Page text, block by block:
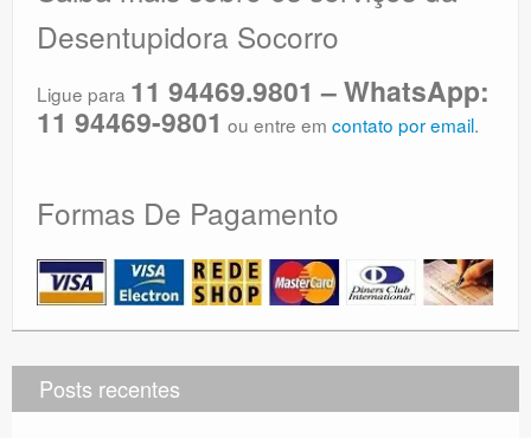
Desentupidora Socorro
Ligue para 11 94469.9801 – WhatsApp:
11 94469-9801 ou entre em contato por email.
Formas De Pagamento
Posts recentes